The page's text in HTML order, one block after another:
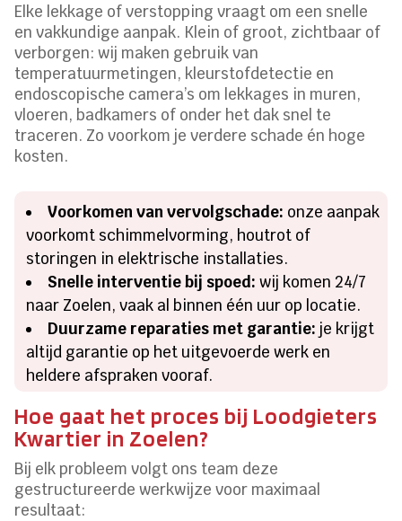
Elke lekkage of verstopping vraagt om een snelle
en vakkundige aanpak. Klein of groot, zichtbaar of
verborgen: wij maken gebruik van
temperatuurmetingen, kleurstofdetectie en
endoscopische camera’s om lekkages in muren,
vloeren, badkamers of onder het dak snel te
traceren. Zo voorkom je verdere schade én hoge
kosten.
Voorkomen van vervolgschade: onze aanpak
voorkomt schimmelvorming, houtrot of
storingen in elektrische installaties.
Snelle interventie bij spoed: wij komen 24/7
naar Zoelen, vaak al binnen één uur op locatie.
Duurzame reparaties met garantie: je krijgt
altijd garantie op het uitgevoerde werk en
heldere afspraken vooraf.
Hoe gaat het proces bij Loodgieters
Kwartier in Zoelen?
Bij elk probleem volgt ons team deze
gestructureerde werkwijze voor maximaal
resultaat: